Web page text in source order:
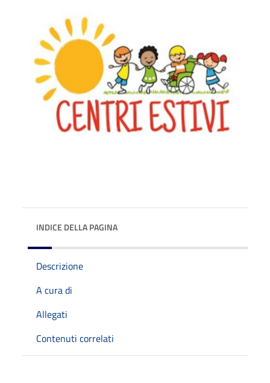
INDICE DELLA PAGINA
Descrizione
A cura di
Allegati
Contenuti correlati